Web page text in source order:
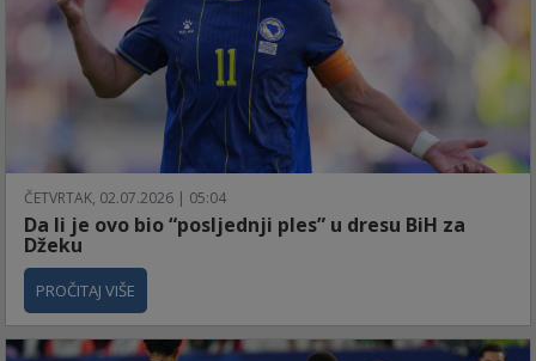
ČETVRTAK, 02.07.2026 | 05:04
Da li je ovo bio “posljednji ples” u dresu BiH za
Džeku
PROČITAJ VIŠE